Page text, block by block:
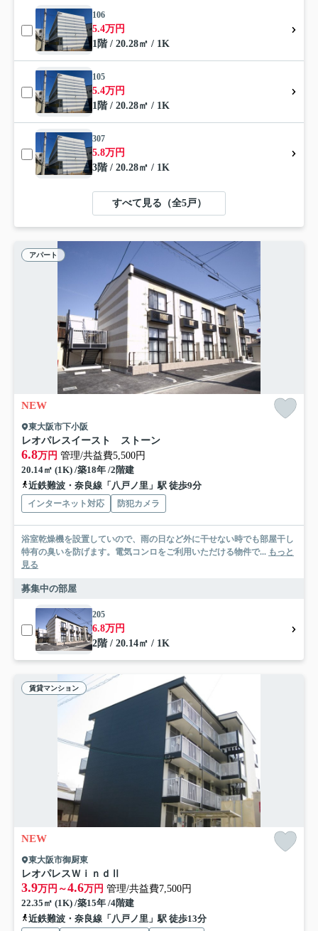
106
5.4万円
1階 / 20.28㎡ / 1K
105
5.4万円
1階 / 20.28㎡ / 1K
307
5.8万円
3階 / 20.28㎡ / 1K
すべて見る（全5戸）
アパート
NEW
東大阪市下小阪
レオパレスイースト ストーン
6.8万円 管理/共益費5,500円
20.14㎡ (1K) /築18年 /2階建
近鉄難波・奈良線「八戸ノ里」駅 徒歩9分
インターネット対応 防犯カメラ
浴室乾燥機を設置していので、雨の日など外に干せない時でも部屋干し
特有の臭いを防げます。電気コンロをご利用いただける物件で... もっと
見る
募集中の部屋
205
6.8万円
2階 / 20.14㎡ / 1K
賃貸マンション
NEW
東大阪市御厨東
レオパレスＷｉｎｄⅡ
3.9万円～4.6万円 管理/共益費7,500円
22.35㎡ (1K) /築15年 /4階建
近鉄難波・奈良線「八戸ノ里」駅 徒歩13分